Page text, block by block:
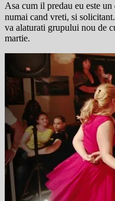
Asa cum il predau eu este
numai cand vreti, si
va alaturati grupului nou de
martie.